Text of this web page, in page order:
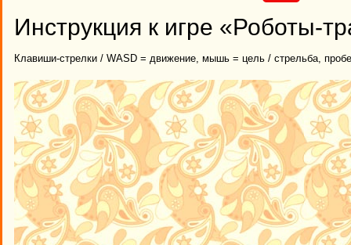
Инструкция к игре «Роботы-
Клавиши-стрелки / WASD = движение, мышь = цель / стрельба,